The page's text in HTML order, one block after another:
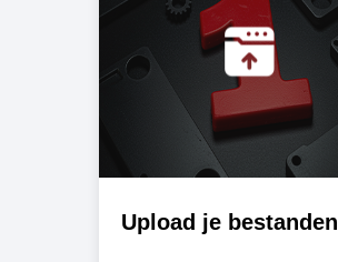
Upload je bestanden